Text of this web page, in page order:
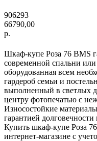
906293
66790,00
р.
Шкаф-купе Роза 76 BMS
современной спальни
оборудованная всем
гардероб семьи и
выполненный в светлых
центру фотопечатью с
Износостойкие
гарантией
Купить шкаф-купе Роза
интернет-магазине с